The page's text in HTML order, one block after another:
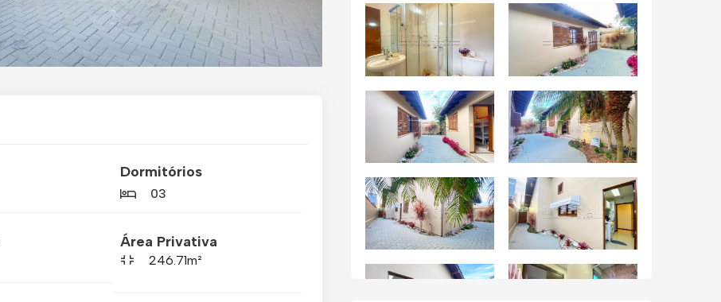
Dormitórios
03
Área Privativa
246.71m²